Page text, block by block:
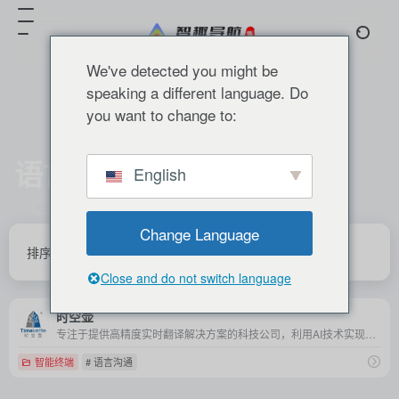
语言沟通
排序 发布 更新 浏览 点赞
时空壶
智能终端 # 语言沟通
We've detected you might be
speaking a different language. Do
you want to change to:
English
Change Language
Close and do not switch language